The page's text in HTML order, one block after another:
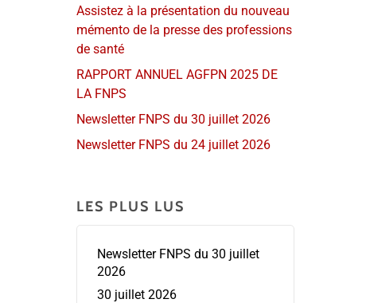
Assistez à la présentation du nouveau
mémento de la presse des professions
de santé
RAPPORT ANNUEL AGFPN 2025 DE
LA FNPS
Newsletter FNPS du 30 juillet 2026
Newsletter FNPS du 24 juillet 2026
LES PLUS LUS
Newsletter FNPS du 30 juillet
2026
30 juillet 2026